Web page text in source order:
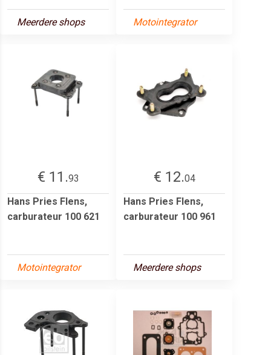
Meerdere shops Motointegrator
€ 11.93
Hans Pries Flens,
carburateur 100 621
Motointegrator
€ 12.04
Hans Pries Flens,
carburateur 100 961
Meerdere shops